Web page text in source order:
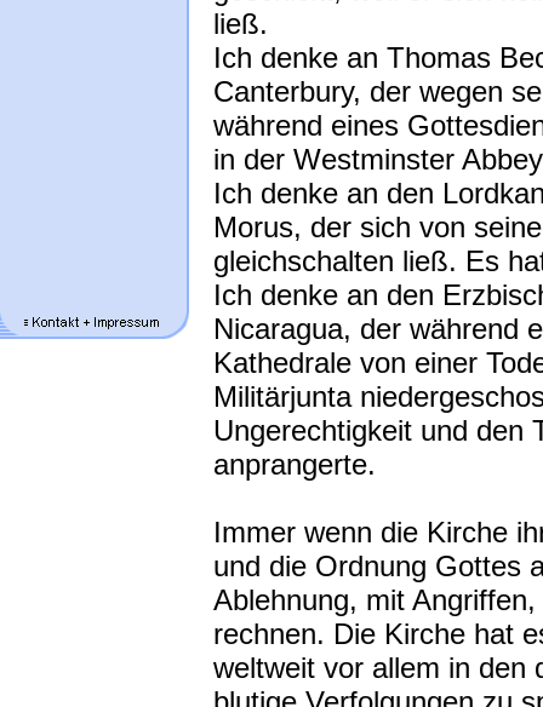
ließ.
Ich denke an Thomas
Canterbury, der wegen
während eines
in der Westminster
Ich denke an den
Morus, der sich von
gleichschalten ließ. Es
Ich denke an den
Nicaragua, der während
Kathedrale von einer
Militärjunta
Ungerechtigkeit und den
anprangerte.
Immer wenn die Kirche
und die Ordnung Gottes
Ablehnung, mit
rechnen. Die Kirche hat
weltweit vor allem in den